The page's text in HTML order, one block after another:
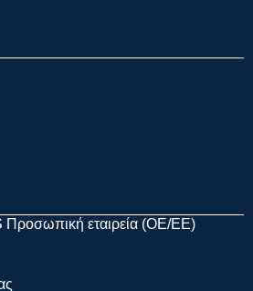
Προσωπική εταιρεία (OE/EE)